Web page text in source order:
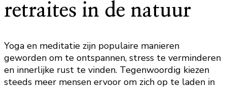
retraites in de natuur
Yoga en meditatie zijn populaire manieren
geworden om te ontspannen, stress te verminderen
en innerlijke rust te vinden. Tegenwoordig kiezen
steeds meer mensen ervoor om zich op te laden in